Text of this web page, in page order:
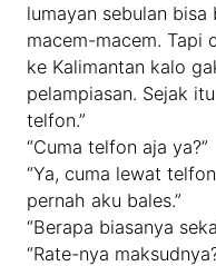
lumayan sebulan
macem-macem. Tapi
ke Kalimantan kalo
pelampiasan. Sejak
telfon.”
“Cuma telfon aja ya?”
“Ya, cuma lewat
pernah aku bales.”
“Berapa biasanya
“Rate-nya